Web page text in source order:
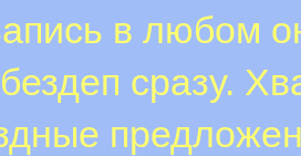
в любом
сразу.